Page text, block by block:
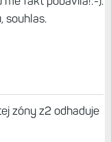
souhlas.
zóny z2 odhaduje